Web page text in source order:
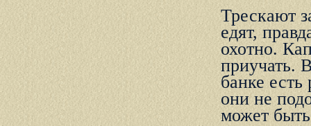
Трескают
едят,
охотно.
приучать.
банке есть
они не
может